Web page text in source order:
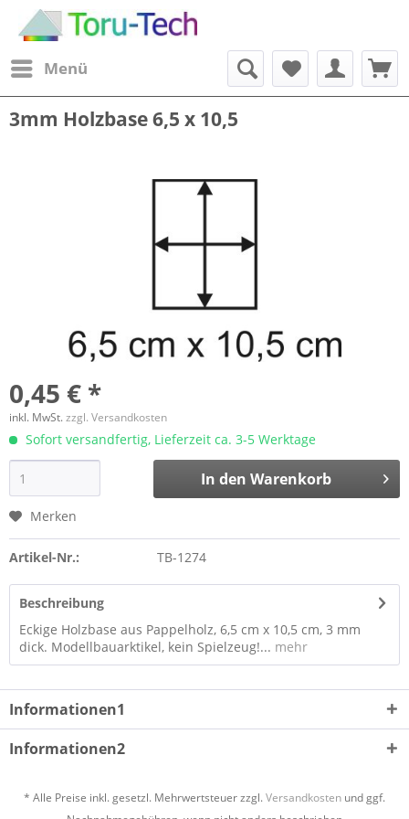
Menü
3mm Holzbase 6,5 x 10,5
0,45 € *
inkl. MwSt.zzgl. Versandkosten
Sofort versandfertig, Lieferzeit ca. 3-5 Werktage
In den Warenkorb
Merken
Artikel-Nr.: TB-1274
Beschreibung
Eckige Holzbase aus Pappelholz, 6,5 cm x 10,5 cm, 3 mm
dick. Modellbauarktikel, kein Spielzeug!... mehr
Informationen1
Informationen2
* Alle Preise inkl. gesetzl. Mehrwertsteuer zzgl.Versandkosten und ggf.